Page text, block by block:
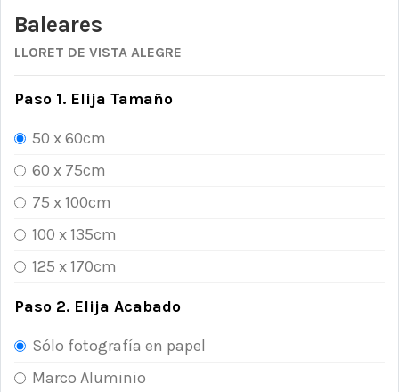
Baleares
LLORET DE VISTA ALEGRE
Paso 1. Elija Tamaño
50 x 60cm
60 x 75cm
75 x 100cm
100 x 135cm
125 x 170cm
Paso 2. Elija Acabado
Sólo fotografía en papel
Marco Aluminio